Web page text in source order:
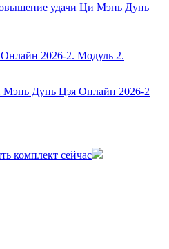
удачи Ци Мэнь Дунь
Дунь Цзя Онлайн 2026-2
комплект сейчас